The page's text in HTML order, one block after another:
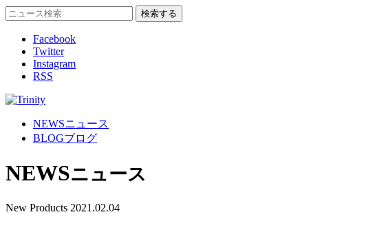
Facebook
Twitter
Instagram
RSS
NEWSニュース
BLOGブログ
NEWSニュース
New Products 2021.02.04